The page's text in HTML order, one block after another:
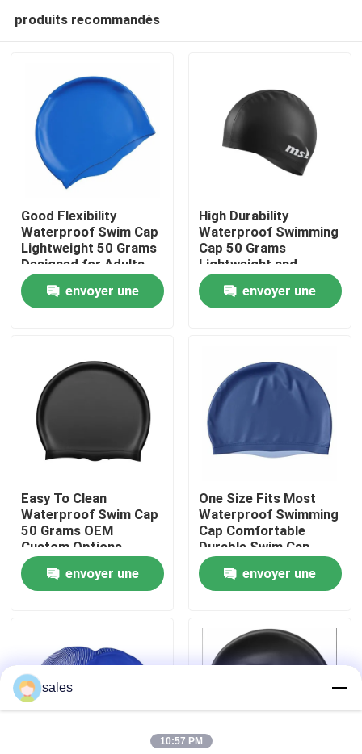
Maison
Au sujet de nous
Visite d'usine
Contactez-nous
Nouvelles
Cas
Demandez une citation
Anti brouillard lunettes de natation
Lunettes de verres de sûreté
produits recommandés
Good Flexibility
Waterproof Swim Cap
Lightweight 50 Grams
Designed for Adults
and Children
Comfortable
Swimming Experience
envoyer une
High Durability
Waterproof Swimming
Cap 50 Grams
Lightweight and
Durable Design
Ensures Long Lasting
Comfortable Fit for
envoyer une
Easy To Clean
Waterproof Swim Cap
50 Grams OEM
Custom Options
Durable Flexible
Material Suitable For
Pool And Open Water
envoyer une
One Size Fits Most
Waterproof Swimming
Cap Comfortable
Durable Swim Cap
Designed to Fit
Securely and Prevent
Water Entry
envoyer une
sales
10:57 PM